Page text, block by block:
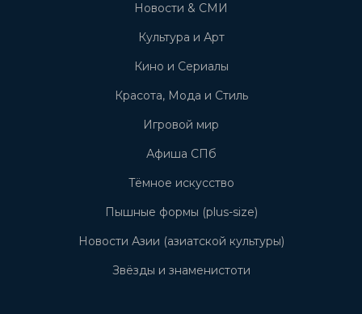
Новости & СМИ
Культура и Арт
Кино и Сериалы
Красота, Мода и Стиль
Игровой мир
Афиша СПб
Тёмное искусство
Пышные формы (plus-size)
Новости Азии (азиатской культуры)
Звёзды и знаменистоти